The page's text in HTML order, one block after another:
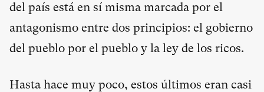
del país está en sí misma marcada por el
antagonismo entre dos principios: el gobierno
del pueblo por el pueblo y la ley de los ricos.
Hasta hace muy poco, estos últimos eran casi